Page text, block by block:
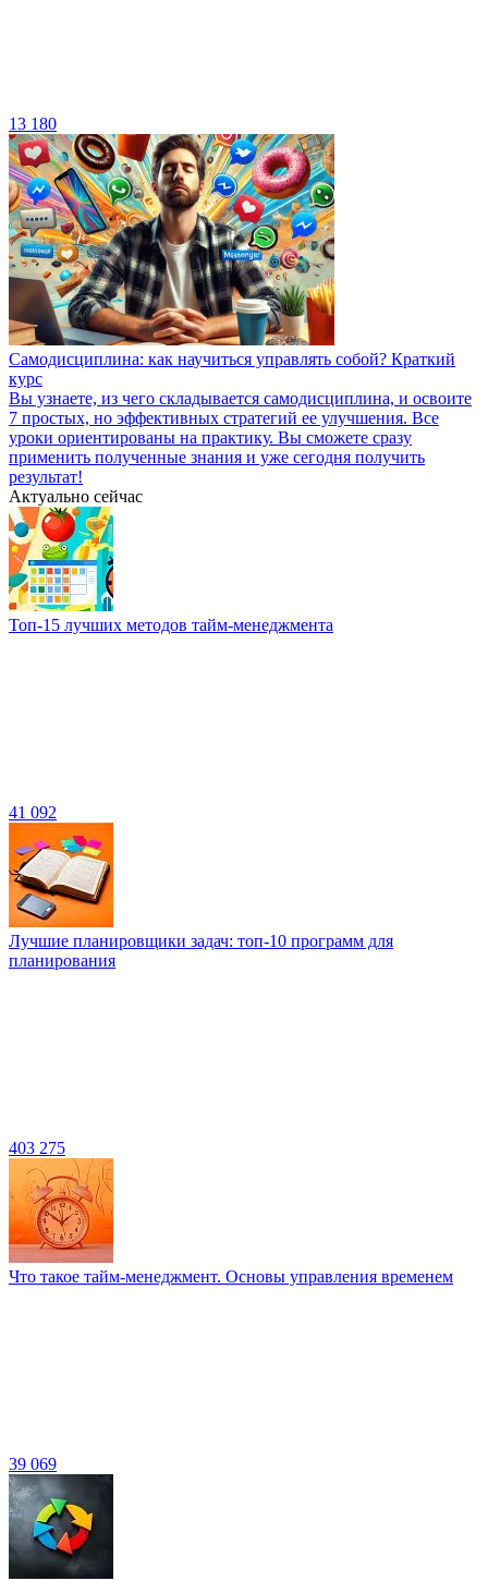
13 180
Самодисциплина: как научиться управлять собой? Краткий
курс
Вы узнаете, из чего складывается самодисциплина, и освоите
7 простых, но эффективных стратегий ее улучшения. Все
уроки ориентированы на практику. Вы сможете сразу
применить полученные знания и уже сегодня получить
результат!
Актуально сейчас
Топ-15 лучших методов тайм-менеджмента
41 092
Лучшие планировщики задач: топ-10 программ для
планирования
403 275
Что такое тайм-менеджмент. Основы управления временем
39 069